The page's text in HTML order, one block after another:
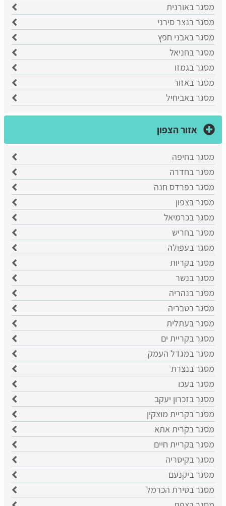
מסגר באורנית
מסגר בנצר סירני
מסגר באבני חפץ
מסגר בחניאל
מסגר בגמזו
מסגר באזור
מסגר באביחיל
אזור הצפון
מסגר בחיפה
מסגר בחדרה
מסגר בפרדס חנה
מסגר בצפון
מסגר בכרמיאל
מסגר בחריש
מסגר בעפולה
מסגר בקריות
מסגר בנשר
מסגר בנהריה
מסגר בטבריה
מסגר בעתלית
מסגר בקריית ים
מסגר במגדל העמק
מסגר בנצרת
מסגר בעכו
מסגר בזכרון יעקב
מסגר בקריית מוצקין
מסגר בקרית אתא
מסגר בקריית חיים
מסגר בקיסריה
מסגר ביקנעם
מסגר בטירת הכרמל